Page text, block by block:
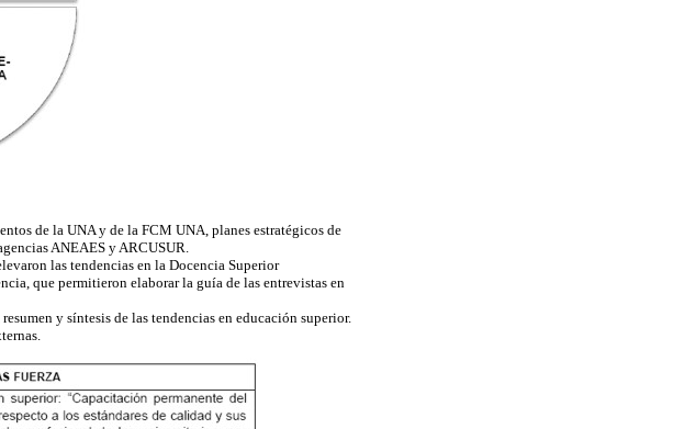
de la UNA y de la FCM UNA, planes estratégicos de
ANEAES y ARCUSUR.
las tendencias en la Docencia Superior
que permitieron elaborar la guía de las entrevistas en
y síntesis de las tendencias en educación superior.